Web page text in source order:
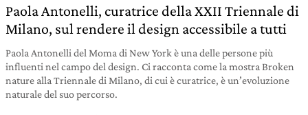
Paola Antonelli, curatrice della XXII Triennale di
Milano, sul rendere il design accessibile a tutti
Paola Antonelli del Moma di New York è una delle persone più
influenti nel campo del design. Ci racconta come la mostra Broken
nature alla Triennale di Milano, di cui è curatrice, è un’evoluzione
naturale del suo percorso.